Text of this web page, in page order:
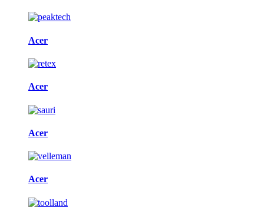
Acer
Acer
Acer
Acer